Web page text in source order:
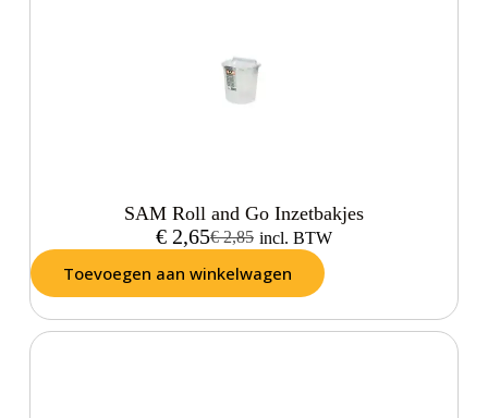
SAM Roll and Go Inzetbakjes
€2,85
€2,65 incl. BTW
Toevoegen aan winkelwagen